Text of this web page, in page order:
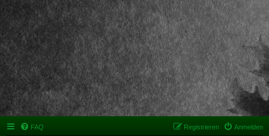
FAQ Anmelden
Registrieren